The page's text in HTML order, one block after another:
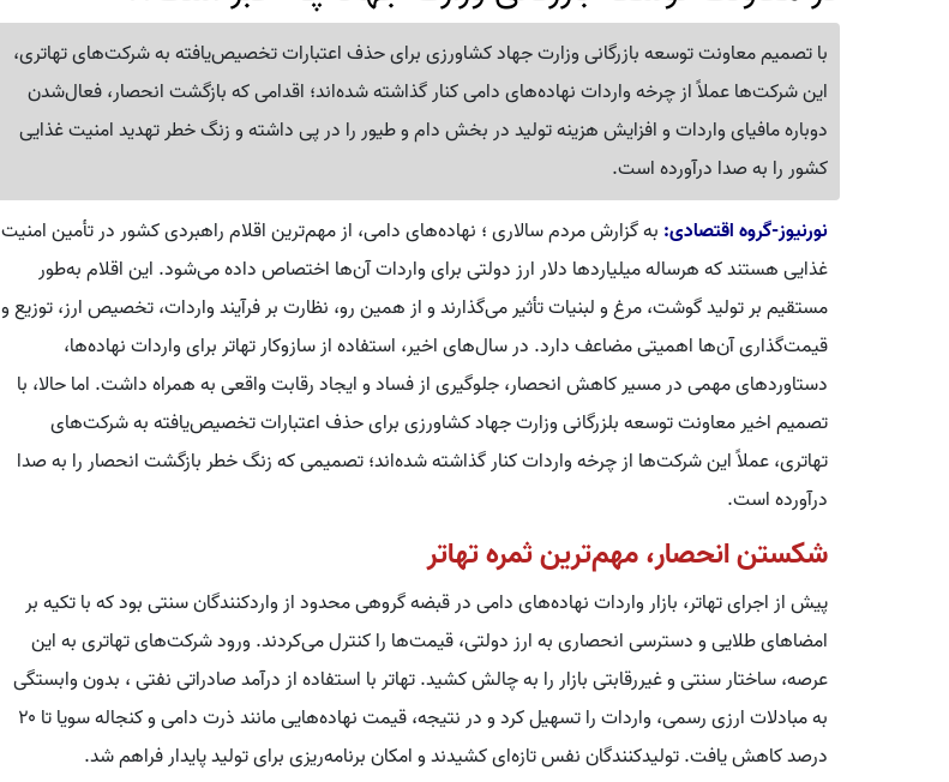
با تصمیم معاونت توسعه بازرگانی وزارت جهاد کشاورزی برای حذف اعتبارات تخصیص‌یافته به شرکت‌های تهاتری،
این شرکت‌ها عملاً از چرخه واردات نهاده‌های دامی کنار گذاشته شده‌اند؛ اقدامی که بازگشت انحصار، فعال‌شدن
دوباره مافیای واردات و افزایش هزینه تولید در بخش دام و طیور را در پی داشته و زنگ خطر تهدید امنیت غذایی
کشور را به صدا درآورده است.
نورنیوز-گروه اقتصادی: به گزارش مردم سالاری ؛ نهاده‌های دامی، از مهم‌ترین اقلام راهبردی کشور در تأمین امنیت
غذایی هستند که هرساله میلیاردها دلار ارز دولتی برای واردات آن‌ها اختصاص داده می‌شود. این اقلام به‌طور
مستقیم بر تولید گوشت، مرغ و لبنیات تأثیر می‌گذارند و از همین رو، نظارت بر فرآیند واردات، تخصیص ارز، توزیع و
قیمت‌گذاری آن‌ها اهمیتی مضاعف دارد. در سال‌های اخیر، استفاده از سازوکار تهاتر برای واردات نهاده‌ها،
دستاوردهای مهمی در مسیر کاهش انحصار، جلوگیری از فساد و ایجاد رقابت واقعی به همراه داشت. اما حالا، با
تصمیم اخیر معاونت توسعه بلزرگانی وزارت جهاد کشاورزی برای حذف اعتبارات تخصیص‌یافته به شرکت‌های
تهاتری، عملاً این شرکت‌ها از چرخه واردات کنار گذاشته شده‌اند؛ تصمیمی که زنگ خطر بازگشت انحصار را به صدا
درآورده است.
شکستن انحصار، مهم‌ترین ثمره تهاتر
پیش از اجرای تهاتر، بازار واردات نهاده‌های دامی در قبضه گروهی محدود از واردکنندگان سنتی بود که با تکیه بر
امضاهای طلایی و دسترسی انحصاری به ارز دولتی، قیمت‌ها را کنترل می‌کردند. ورود شرکت‌های تهاتری به این
عرصه، ساختار سنتی و غیررقابتی بازار را به چالش کشید. تهاتر با استفاده از درآمد صادراتی نفتی ، بدون وابستگی
به مبادلات ارزی رسمی، واردات را تسهیل کرد و در نتیجه، قیمت نهاده‌هایی مانند ذرت دامی و کنجاله سویا تا ۲۰
درصد کاهش یافت. تولیدکنندگان نفس تازه‌ای کشیدند و امکان برنامه‌ریزی برای تولید پایدار فراهم شد.